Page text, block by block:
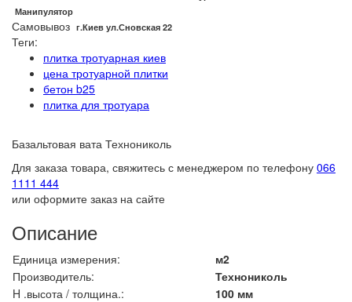
Манипулятор
Самовывоз г.Киев ул.Сновская 22
Теги:
плитка тротуарная киев
цена тротуарной плитки
бетон b25
плитка для тротуара
Базальтовая вата Технониколь
Для заказа товара, свяжитесь с менеджером по телефону 066
1111 444
или оформите заказ на сайте
Описание
Единица измерения:
м2
Производитель:
Технониколь
H .высота / толщина.:
100 мм